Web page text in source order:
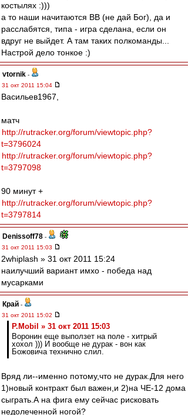
костылях :)))
а то наши начитаются ВВ (не дай Бог), да и
расслабятся, типа - игра сделана, если он
вдруг не выйдет. А там таких полкоманды...
Настрой дело тонкое :)
vtornik -
31 окт 2011 15:04
Васильев1967,
матч
http://rutracker.org/forum/viewtopic.php?
t=3796024
http://rutracker.org/forum/viewtopic.php?
t=3797098
90 минут +
http://rutracker.org/forum/viewtopic.php?
t=3797814
Denissoff78 -
31 окт 2011 15:03
2whiplash » 31 окт 2011 15:24
наилучший вариант имхо - победа над
мусарками
Край -
31 окт 2011 15:02
P.Mobil » 31 окт 2011 15:03
Воронин еще выползет на поле - хитрый
хохол ))) И вообще не дурак - вон как
Божовича технично слил.
Вряд ли--именно потому,что не дурак.Для него
1)новый контракт был важен,и 2)на ЧЕ-12 дома
сыграть.А на фига ему сейчас рисковать
недолеченной ногой?